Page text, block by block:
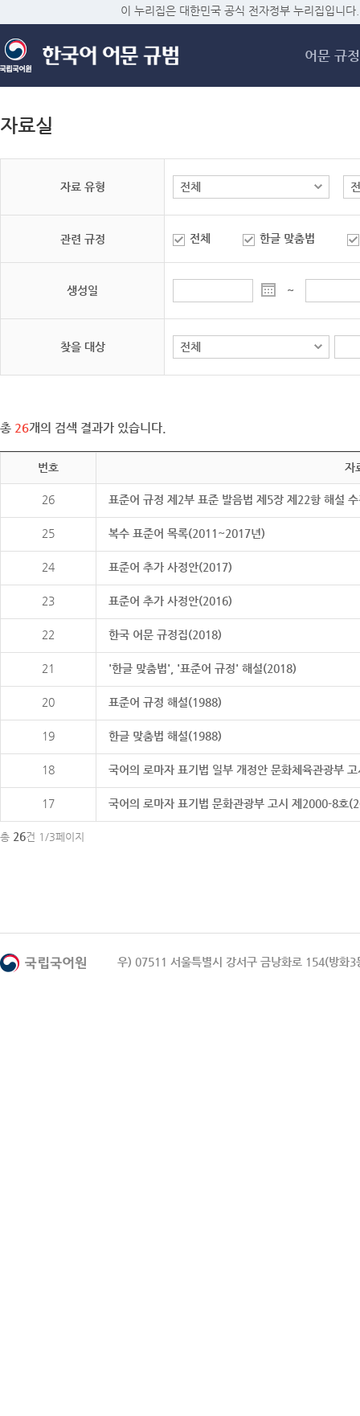
메
이 누리집은 대한민국 공식 전자정부 누리집입니다.
어문 규정
자료실
자료 유형
관련 규정 전체 한글 맞춤법
생성일 ~
찾을 대상
총 26개의 검색 결과가 있습니다.
번호 자
26 표준어 규정 제2부 표준 발음법 제5장 제22항 해설
25 복수 표준어 목록(2011~2017년)
24 표준어 추가 사정안(2017)
23 표준어 추가 사정안(2016)
22 한국 어문 규정집(2018)
21 '한글 맞춤법', '표준어 규정' 해설(2018)
20 표준어 규정 해설(1988)
19 한글 맞춤법 해설(1988)
18 국어의 로마자 표기법 일부 개정안 문화체육관광부
17 국어의 로마자 표기법 문화관광부 고시 제2000-8호
총 26건 1/3페이지
우) 07511 서울특별시 강서구 금낭화로 154(방화3